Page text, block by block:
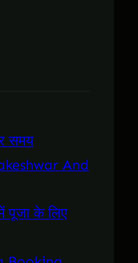
समय
And
पूजा के लिए